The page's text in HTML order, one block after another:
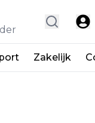
Zakelijk